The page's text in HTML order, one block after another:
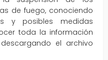
de fuego, conociendo
y posibles medidas
toda la información
el archivo